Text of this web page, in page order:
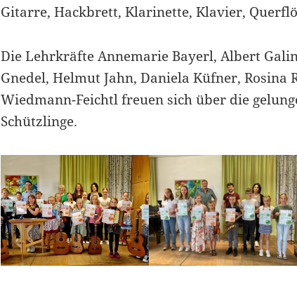
Gitarre, Hackbrett, Klarinette, Klavier,
Die Lehrkräfte Annemarie Bayerl, Albert
Gnedel, Helmut Jahn, Daniela Küfner,
Wiedmann-Feichtl freuen sich über die
Schützlinge.